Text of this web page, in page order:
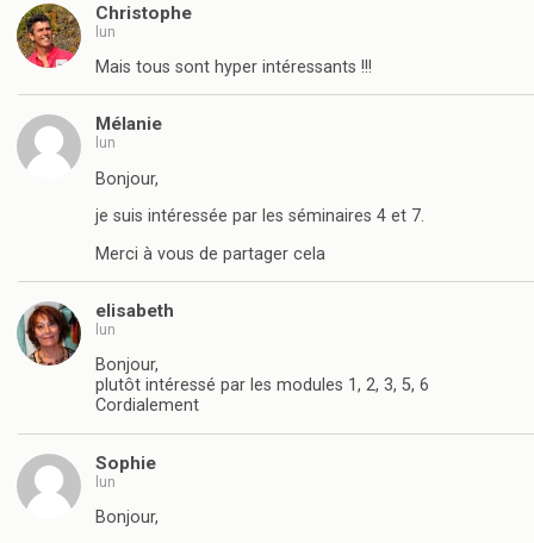
Christophe
lun
Mais tous sont hyper intéressants !!!
Mélanie
lun
Bonjour,
je suis intéressée par les séminaires 4 et 7.
Merci à vous de partager cela
elisabeth
lun
Bonjour,
plutôt intéressé par les modules 1, 2, 3, 5, 6
Cordialement
Sophie
lun
Bonjour,